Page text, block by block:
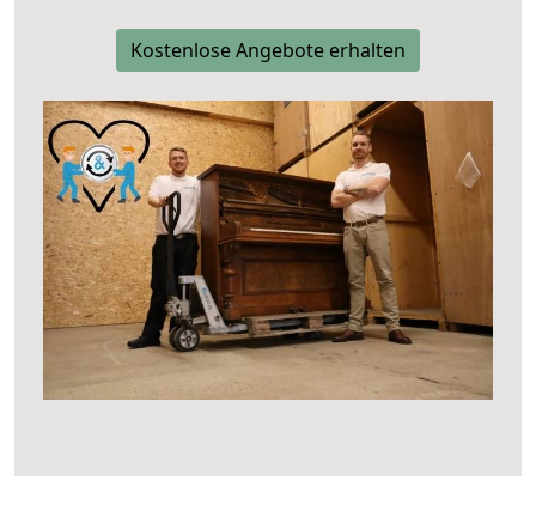
Kostenlose Angebote erhalten